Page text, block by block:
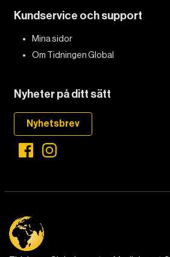
Kundservice och support
Mina sidor
Om Tidningen Global
Nyheter på ditt sätt
Nyhetsbrev